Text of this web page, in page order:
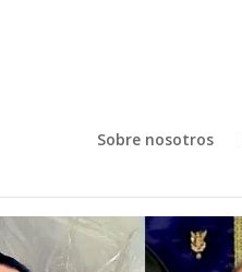
Sobre nosotros